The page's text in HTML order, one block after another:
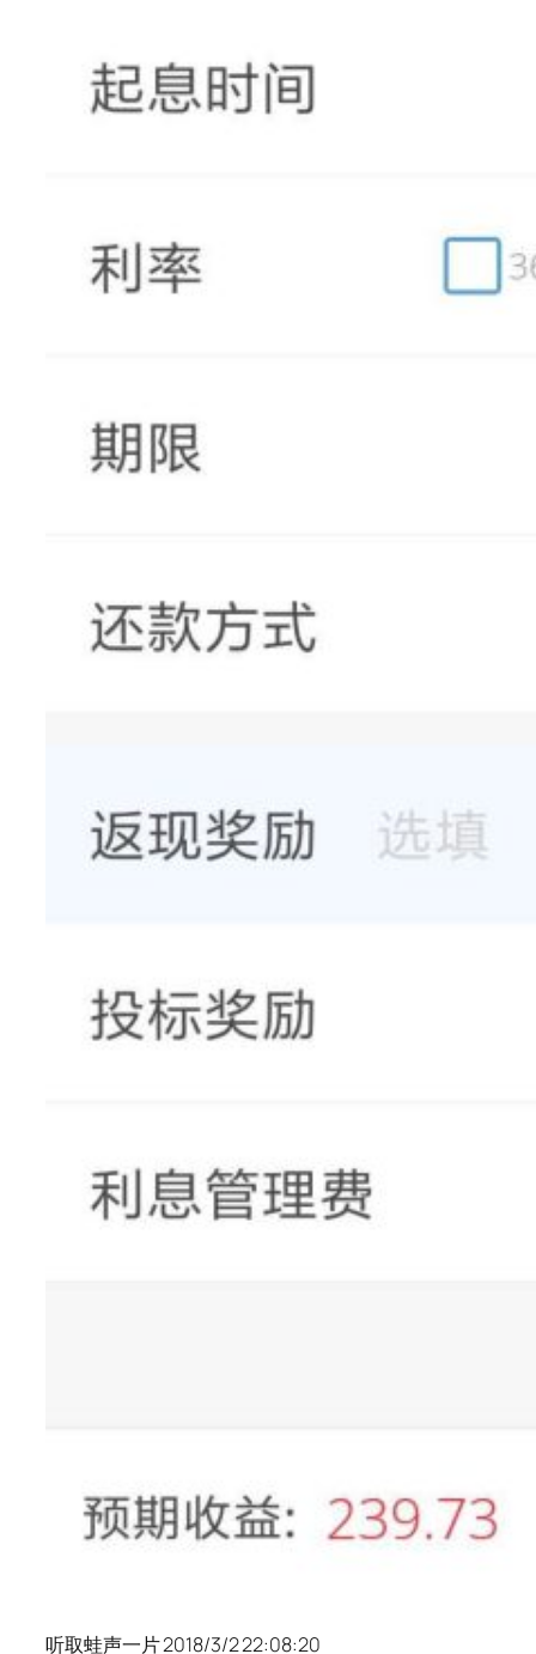
听取蛙声一片 2018/3/2 22:08:20